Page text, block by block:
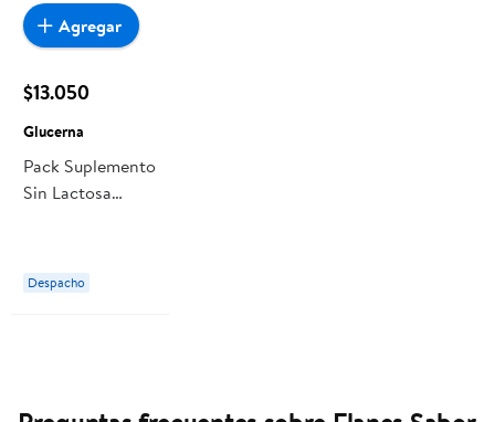
$13.050
Glucerna
Pack Suplemento
Sin Lactosa
C/u) 4 Un
Glucerna
Despacho
Agregar